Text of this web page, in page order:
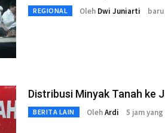
REGIONAL Oleh Dwi Juniarti baru
Distribusi Minyak Tanah ke
BERITA LAIN OlehArdi 5 jam